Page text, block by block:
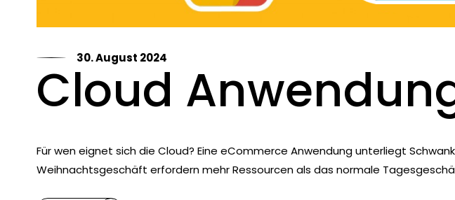
30. August 2024
Cloud
Für wen eignet sich die Cloud? Eine eCommerce Anwendung unterliegt
Weihnachtsgeschäft erfordern mehr Ressourcen als das normale